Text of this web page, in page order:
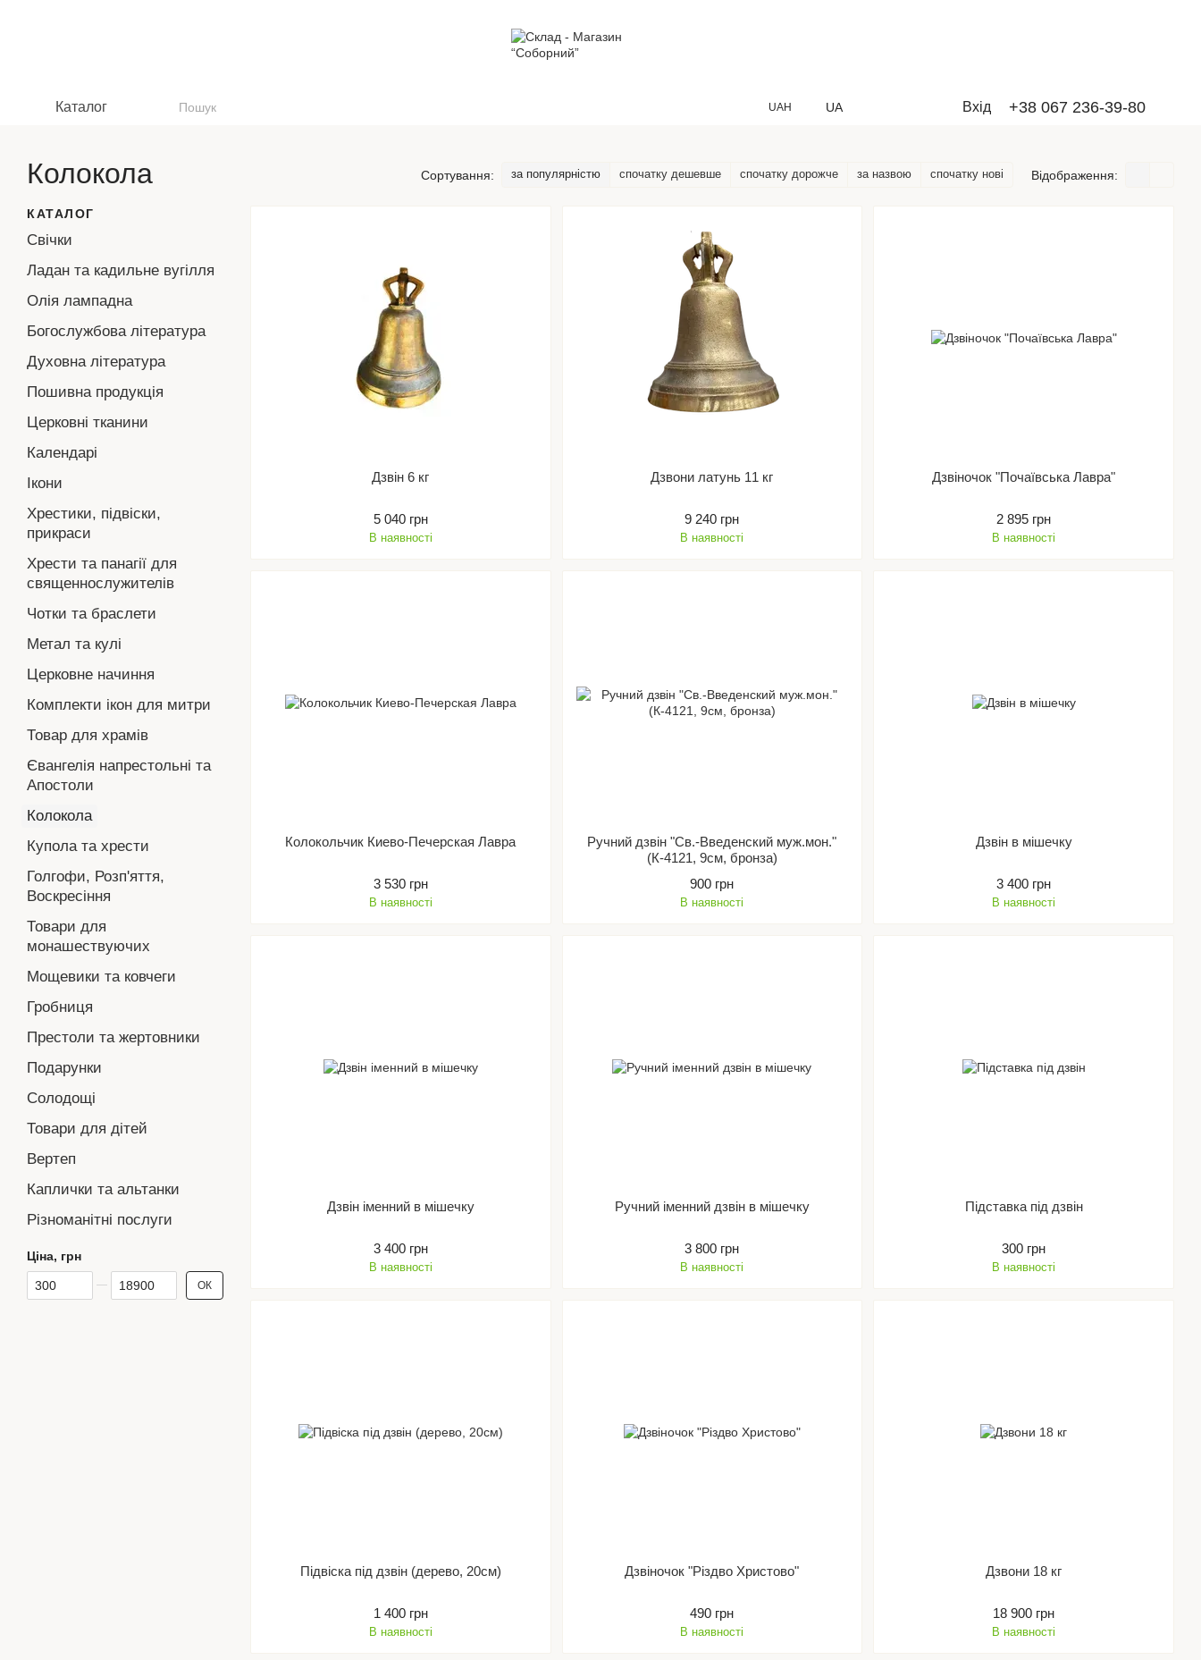
Каталог UAH UA Вхід +38 067 236-39-80
Колокола Сортування: за популярністю спочатку дешевше спочатку дорожче за назвою спочатку нові Відображення:
Дзвін 6 кг
5 040 грн
В наявності
Дзвони латунь 11 кг
9 240 грн
В наявності
Дзвіночок "Почаївська Лавра"
2 895 грн
В наявності
Колокольчик Киево-Печерская Лавра
3 530 грн
В наявності
Ручний дзвін "Св.-Введенский муж.мон."
(К-4121, 9см, бронза)
900 грн
В наявності
Дзвін в мішечку
3 400 грн
В наявності
Дзвін іменний в мішечку
3 400 грн
В наявності
Ручний іменний дзвін в мішечку
3 800 грн
В наявності
Підставка під дзвін
300 грн
В наявності
Підвіска під дзвін (дерево, 20см)
1 400 грн
В наявності
Дзвіночок "Різдво Христово"
490 грн
В наявності
Дзвони 18 кг
18 900 грн
В наявності
КАТАЛОГ
Свічки
Ладан та кадильне вугілля
Олія лампадна
Богослужбова література
Духовна література
Пошивна продукція
Церковні тканини
Календарі
Ікони
Хрестики, підвіски,
прикраси
Хрести та панагії для
священнослужителів
Чотки та браслети
Метал та кулі
Церковне начиння
Комплекти ікон для митри
Товар для храмів
Євангелія напрестольні та
Апостоли
Колокола
Купола та хрести
Голгофи, Розп'яття,
Воскресіння
Товари для
монашествуючих
Мощевики та ковчеги
Гробниця
Престоли та жертовники
Подарунки
Солодощі
Товари для дітей
Вертеп
Каплички та альтанки
Різноманітні послуги
Ціна, грн
Від Ціна, грн
До Ціна, грн ОК